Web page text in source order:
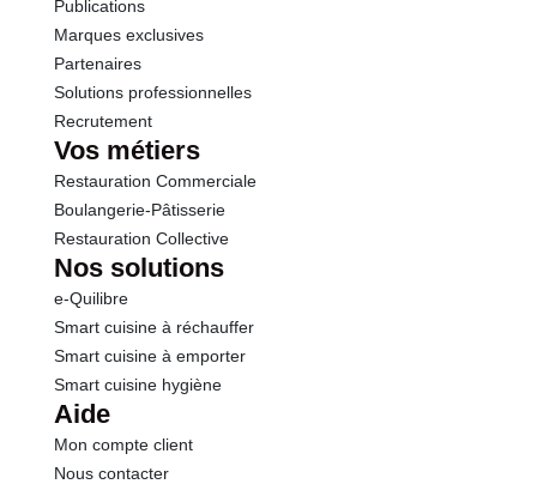
Publications
Marques exclusives
Partenaires
Solutions professionnelles
Recrutement
Vos métiers
Restauration Commerciale
Boulangerie-Pâtisserie
Restauration Collective
Nos solutions
e-Quilibre
Smart cuisine à réchauffer
Smart cuisine à emporter
Smart cuisine hygiène
Aide
Mon compte client
Nous contacter